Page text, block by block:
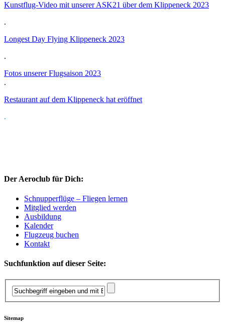
Kunstflug-Video mit unserer ASK21 über dem Klippeneck 2023
.
Longest Day Flying Klippeneck 2023
.
Fotos unserer Flugsaison 2023
.
Restaurant auf dem Klippeneck hat eröffnet
.
Der Aeroclub für Dich:
Schnupperflüge – Fliegen lernen
Mitglied werden
Ausbildung
Kalender
Flugzeug buchen
Kontakt
Suchfunktion auf dieser Seite:
Sitemap